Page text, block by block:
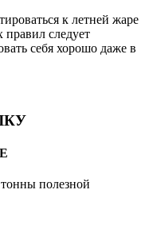
к летней жаре
следует
себя хорошо даже в
полезной